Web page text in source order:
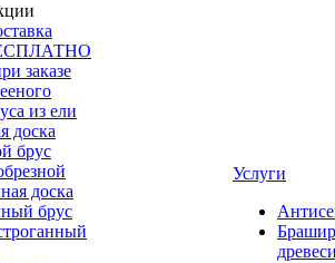
заказе
из ели
доска
брус
доска
брус
Услуги